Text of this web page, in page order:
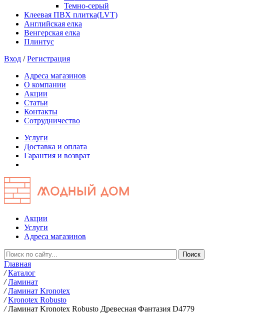
Темно-серый
Клеевая ПВХ плитка(LVT)
Английская елка
Венгерская елка
Плинтус
Вход /Регистрация
Адреса магазинов
О компании
Акции
Статьи
Контакты
Сотрудничество
Услуги
Доставка и оплата
Гарантия и возврат
Акции
Услуги
Адреса магазинов
Главная
/ Каталог
/ Ламинат
/ Ламинат Kronotex
/ Kronotex Robusto
/ Ламинат Kronotex Robusto Древесная Фантазия D4779